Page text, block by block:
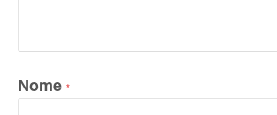
Nome *